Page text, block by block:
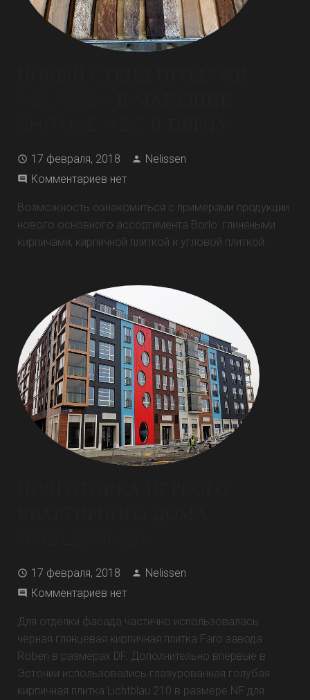
17 февраля, 2018
Nelissen
Комментариев нет
Возможность ознакомиться с примерами продукции
нового основного ассортимента Borlo: глиняными
кирпичами, кирпичной плиткой и угловой плиткой.
17 февраля, 2018
Nelissen
Комментариев нет
Для отделки фасада частично использовалась
черная глянцевая кирпичная плитка Faro завода
Röben в размерах DF. Дополнительно впервые в
Эстонии использовались глазурованная голубая
кирпичная плитка Lichtblau 210 в размере NF для